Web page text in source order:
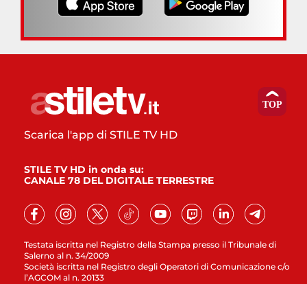
Testata iscritta nel Registro della Stampa presso il Tribunale di
Salerno al n. 34/2009
Società iscritta nel Registro degli Operatori di Comunicazione c/o
l’AGCOM al n. 20133
Scarica l'app di STILE TV HD
STILE TV HD in onda su:
CANALE 78 DEL DIGITALE TERRESTRE